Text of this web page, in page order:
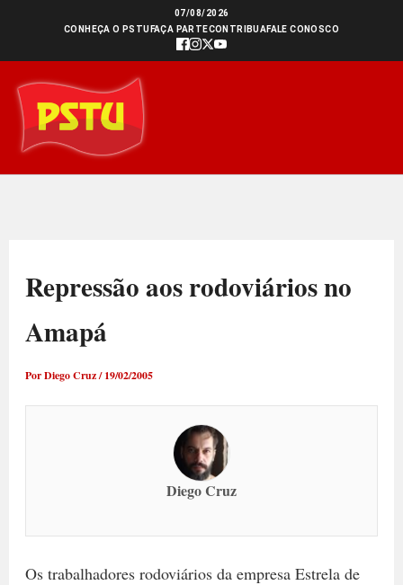
conteúdo
07/08/2026
CONHEÇA O PSTU FAÇA PARTECONTRIBUAFALE CONOSCO
Repressão aos rodoviários no
Amapá
PorDiego Cruz/19/02/2005
Diego Cruz
Os trabalhadores rodoviários da empresa Estrela de